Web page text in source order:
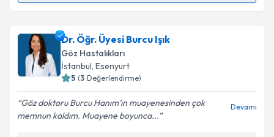
için bir takvim hazırlandığında e-posta ile
bilgilendireceğiz.
E-posta Adresiniz
Dr. Öğr. Üyesi Burcu Işık
Göz Hastalıkları
İstanbul, Esenyurt
5 (3 Değerlendirme)
Göz doktoru Burcu Hanım’ın muayenesinden çok
memnun kaldım. Muayene boyunca...
Devamı